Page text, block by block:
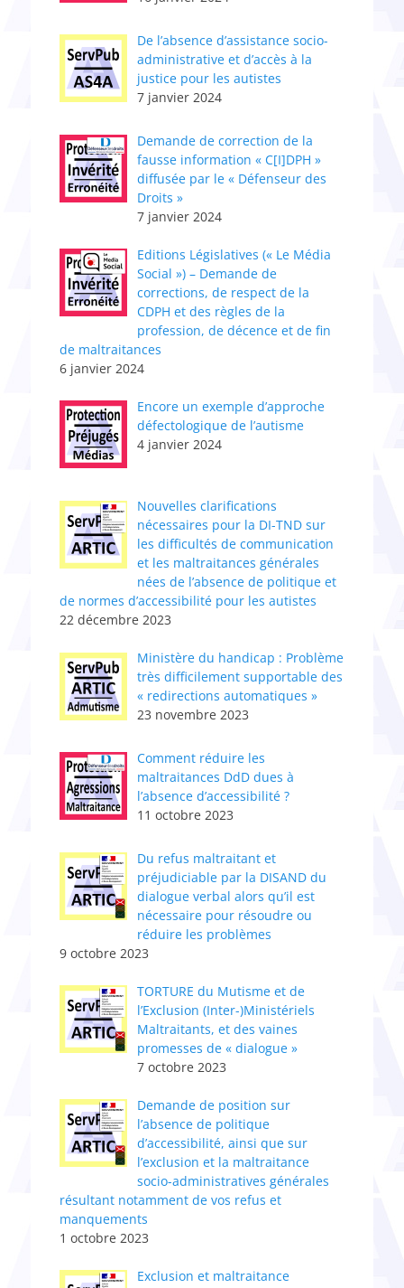
De l’absence d’assistance socio-
administrative et d’accès à la
justice pour les autistes
7 janvier 2024
Demande de correction de la
fausse information « C[I]DPH »
diffusée par le « Défenseur des
Droits »
7 janvier 2024
Editions Législatives (« Le Média
Social ») – Demande de
corrections, de respect de la
CDPH et des règles de la
profession, de décence et de fin
de maltraitances
6 janvier 2024
Encore un exemple d’approche
défectologique de l’autisme
4 janvier 2024
Nouvelles clarifications
nécessaires pour la DI-TND sur
les difficultés de communication
et les maltraitances générales
nées de l’absence de politique et
de normes d’accessibilité pour les autistes
22 décembre 2023
Ministère du handicap : Problème
très difficilement supportable des
« redirections automatiques »
23 novembre 2023
Comment réduire les
maltraitances DdD dues à
l’absence d’accessibilité ?
11 octobre 2023
Du refus maltraitant et
préjudiciable par la DISAND du
dialogue verbal alors qu’il est
nécessaire pour résoudre ou
réduire les problèmes
9 octobre 2023
TORTURE du Mutisme et de
l’Exclusion (Inter-)Ministériels
Maltraitants, et des vaines
promesses de « dialogue »
7 octobre 2023
Demande de position sur
l’absence de politique
d’accessibilité, ainsi que sur
l’exclusion et la maltraitance
socio-administratives générales
résultant notamment de vos refus et
manquements
1 octobre 2023
Exclusion et maltraitance